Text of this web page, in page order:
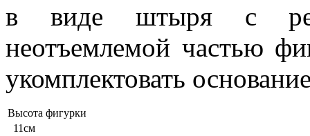
в виде штыря с
неотъемлемой частью
укомплектовать
Высота фигурки
11см